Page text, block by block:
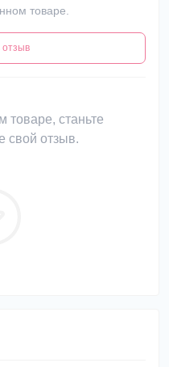
товаре.
отзыв
товаре, станьте
свой отзыв.